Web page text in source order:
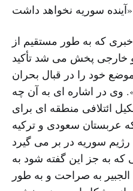
داشت».
که به طور مستقیم از
خارجی پخش می شد تأکید
خود را در قبال بحران
وی در اشاره ای به آن چه
ائتلافی منطقه ای برای
عربستان سعودی و ترکیه
رژیم سوریه در بر می گیرد
به جز این گفته شود به
به صراحت و به طور